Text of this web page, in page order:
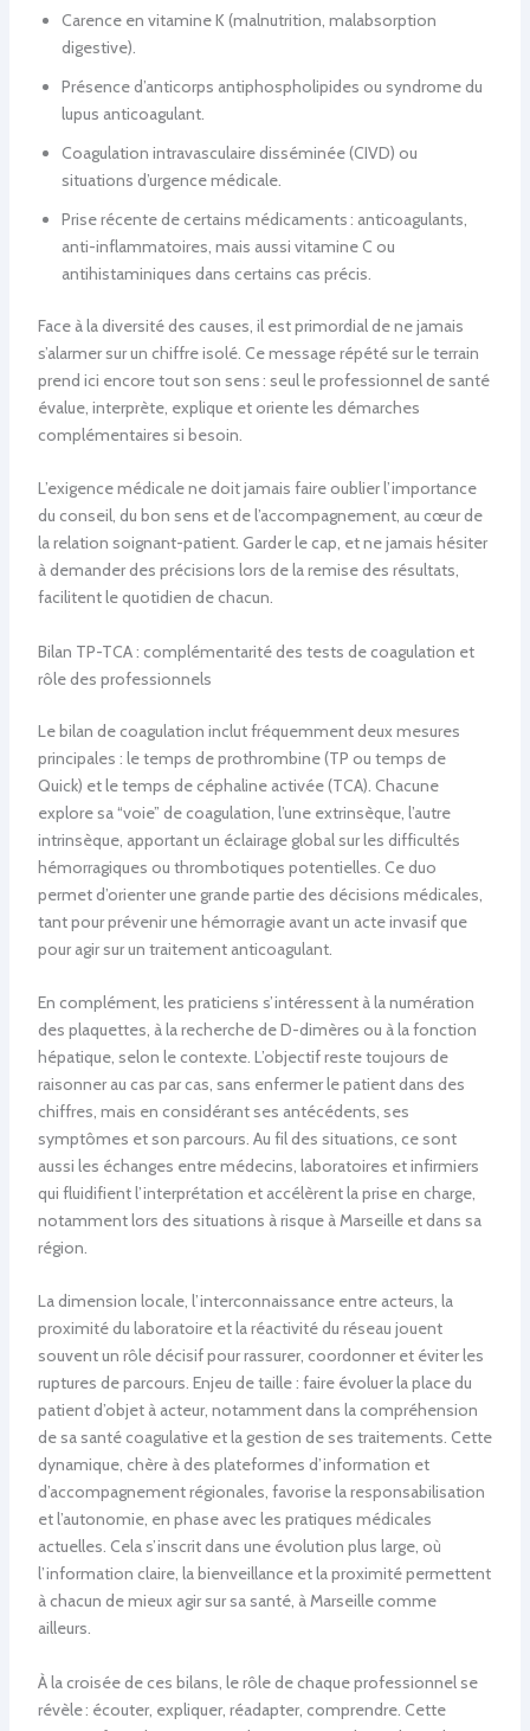
Carence en vitamine K (malnutrition, malabsorption
digestive).
Présence d’anticorps antiphospholipides ou syndrome du
lupus anticoagulant.
Coagulation intravasculaire disséminée (CIVD) ou
situations d’urgence médicale.
Prise récente de certains médicaments : anticoagulants,
anti-inflammatoires, mais aussi vitamine C ou
antihistaminiques dans certains cas précis.
Face à la diversité des causes, il est primordial de ne jamais
s’alarmer sur un chiffre isolé. Ce message répété sur le terrain
prend ici encore tout son sens : seul le professionnel de santé
évalue, interprète, explique et oriente les démarches
complémentaires si besoin.
L’exigence médicale ne doit jamais faire oublier l’importance
du conseil, du bon sens et de l’accompagnement, au cœur de
la relation soignant-patient. Garder le cap, et ne jamais hésiter
à demander des précisions lors de la remise des résultats,
facilitent le quotidien de chacun.
Bilan TP-TCA : complémentarité des tests de coagulation et
rôle des professionnels
Le bilan de coagulation inclut fréquemment deux mesures
principales : le temps de prothrombine (TP ou temps de
Quick) et le temps de céphaline activée (TCA). Chacune
explore sa “voie” de coagulation, l’une extrinsèque, l’autre
intrinsèque, apportant un éclairage global sur les difficultés
hémorragiques ou thrombotiques potentielles. Ce duo
permet d’orienter une grande partie des décisions médicales,
tant pour prévenir une hémorragie avant un acte invasif que
pour agir sur un traitement anticoagulant.
En complément, les praticiens s’intéressent à la numération
des plaquettes, à la recherche de D-dimères ou à la fonction
hépatique, selon le contexte. L’objectif reste toujours de
raisonner au cas par cas, sans enfermer le patient dans des
chiffres, mais en considérant ses antécédents, ses
symptômes et son parcours. Au fil des situations, ce sont
aussi les échanges entre médecins, laboratoires et infirmiers
qui fluidifient l’interprétation et accélèrent la prise en charge,
notamment lors des situations à risque à Marseille et dans sa
région.
La dimension locale, l’interconnaissance entre acteurs, la
proximité du laboratoire et la réactivité du réseau jouent
souvent un rôle décisif pour rassurer, coordonner et éviter les
ruptures de parcours. Enjeu de taille : faire évoluer la place du
patient d’objet à acteur, notamment dans la compréhension
de sa santé coagulative et la gestion de ses traitements. Cette
dynamique, chère à des plateformes d’information et
d’accompagnement régionales, favorise la responsabilisation
et l’autonomie, en phase avec les pratiques médicales
actuelles. Cela s’inscrit dans une évolution plus large, où
l’information claire, la bienveillance et la proximité permettent
à chacun de mieux agir sur sa santé, à Marseille comme
ailleurs.
À la croisée de ces bilans, le rôle de chaque professionnel se
révèle : écouter, expliquer, réadapter, comprendre. Cette